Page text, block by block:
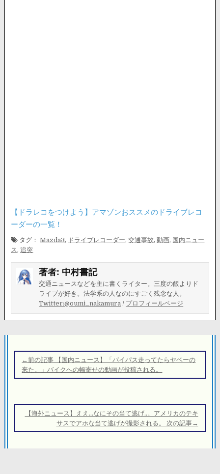
【ドラレコをつけよう】アマゾンおススメのドライブレコ
ーダーの一覧！
タグ：Mazda3, ドライブレコーダー,交通事故,動画, 国内ニュー
ス ,追突
著者: 中村書記
交通ニュースなどを主に書くライター。三度の飯よりド
ライブが好き。法学系の人なのにすごく残念な人。
Twitter:@oumi_nakamura / プロフィールページ
稿
ナ
ー
←前の記事 【国内ニュース】「バイパス走ってたらヤベーの
来た。」バイクへの幅寄せの動画が投稿される。
【海外ニュース】ええ…なにその当て逃げ..。アメリカのテキ
サスでアホな当て逃げが撮影される。 次の記事→